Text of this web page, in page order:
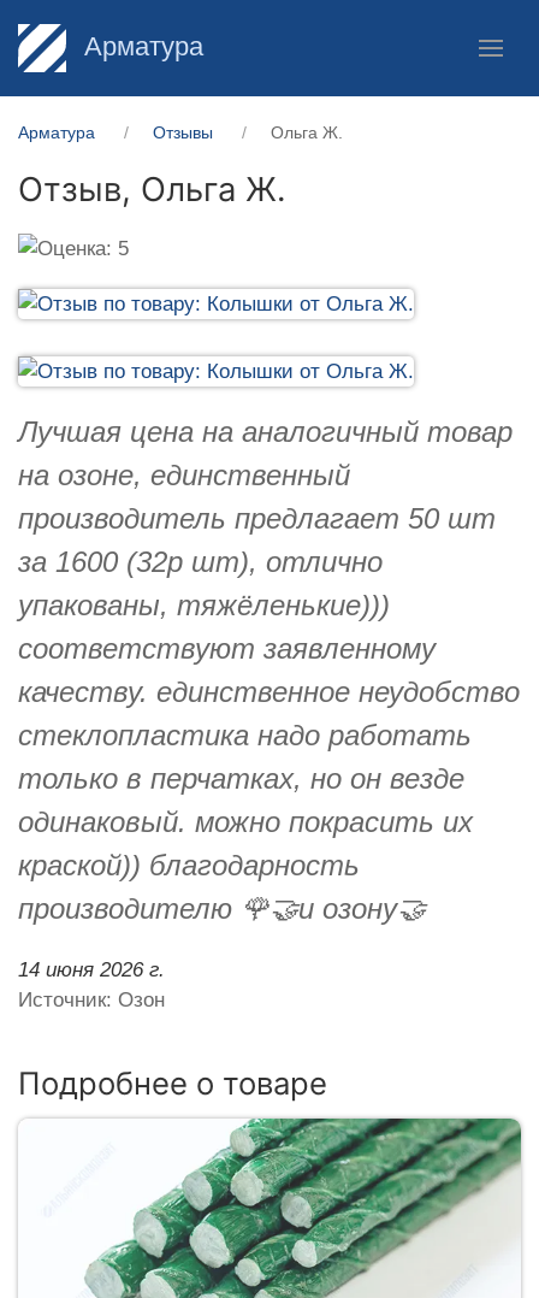
Арматура
Арматура Отзывы Ольга Ж.
Отзыв, Ольга Ж.
Лучшая цена на аналогичный товар
на озоне, единственный
производитель предлагает 50 шт
за 1600 (32р шт), отлично
упакованы, тяжёленькие)))
соответствуют заявленному
качеству. единственное неудобство
стеклопластика надо работать
только в перчатках, но он везде
одинаковый. можно покрасить их
краской)) благодарность
производителю 🌹🤝и озону🤝
14 июня 2026 г.
Источник: Озон
Подробнее о товаре